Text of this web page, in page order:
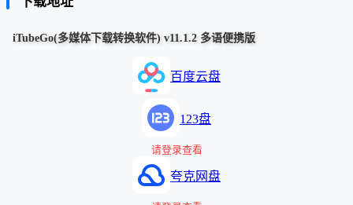
iTubeGo(多媒体下载转换软件) v11.1.2 多语便携版
百度云盘
123盘
请登录查看
夸克网盘